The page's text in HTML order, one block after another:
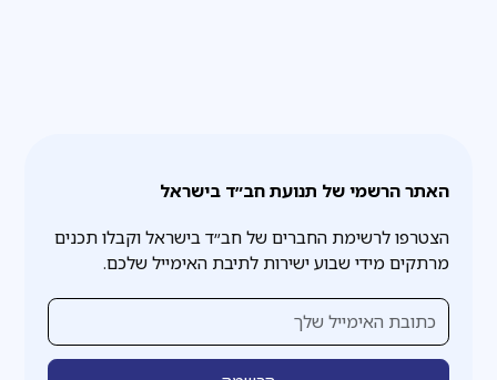
האתר הרשמי של תנועת חב״ד בישראל
הצטרפו לרשימת החברים של חב״ד בישראל וקבלו תכנים
מרתקים מידי שבוע ישירות לתיבת האימייל שלכם.